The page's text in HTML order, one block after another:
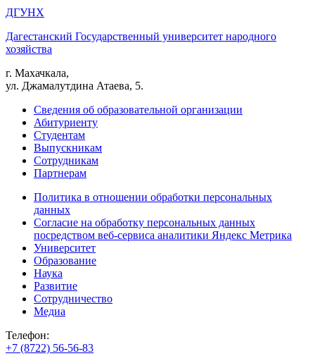
ДГУНХ
Дагестанский Государственный университет народного
хозяйства
г. Махачкала,
ул. Джамалутдина Атаева, 5.
Сведения об образовательной организации
Абитуриенту
Студентам
Выпускникам
Сотрудникам
Партнерам
Политика в отношении обработки персональных
данных
Согласие на обработку персональных данных
посредством веб-сервиса аналитики Яндекс Метрика
Университет
Образование
Наука
Развитие
Сотрудничество
Медиа
Телефон:
+7 (8722) 56-56-83